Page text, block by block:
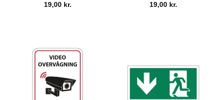
19,00 kr.
19,00 kr.